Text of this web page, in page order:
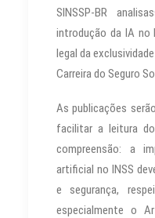
SINSSP-BR
introdução da IA no
legal da
Carreira do Seguro
As publicações
facilitar a leitura
compreensão: a
artificial no INSS
e segurança,
especialmente o